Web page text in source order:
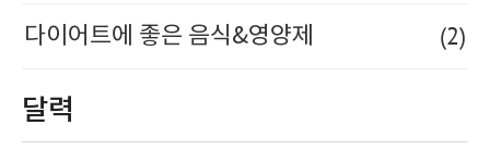
다이어트에 좋은 음식&영양제 (2)
달력